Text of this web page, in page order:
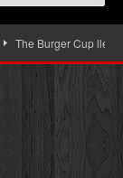
Burger Cup llega a